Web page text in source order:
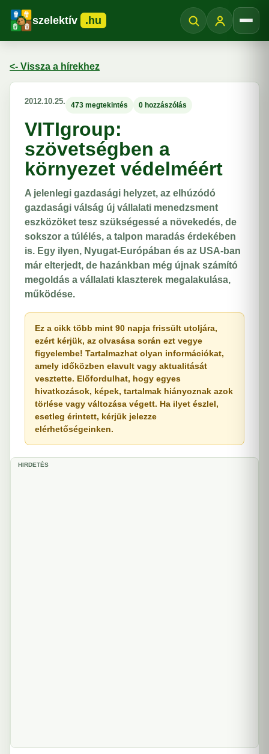
szelektív .hu
<- Vissza a hírekhez
2012.10.25. 473 megtekintés 0 hozzászólás
VITIgroup:
szövetségben a
környezet védelméért
A jelenlegi gazdasági helyzet, az elhúzódó
gazdasági válság új vállalati menedzsment
eszközöket tesz szükségessé a növekedés, de
sokszor a túlélés, a talpon maradás érdekében
is. Egy ilyen, Nyugat-Európában és az USA-ban
már elterjedt, de hazánkban még újnak számító
megoldás a vállalati klaszterek megalakulása,
működése.
Ez a cikk több mint 90 napja frissült utoljára,
ezért kérjük, az olvasása során ezt vegye
figyelembe! Tartalmazhat olyan információkat,
amely időközben elavult vagy aktualitását
vesztette. Előfordulhat, hogy egyes
hivatkozások, képek, tartalmak hiányoznak azok
törlése vagy változása végett. Ha ilyet észlel,
esetleg érintett, kérjük jelezze
elérhetőségeinken.
HIRDETÉS